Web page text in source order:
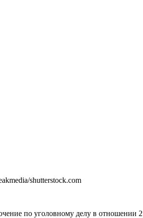
shutterstock.com
по уголовному делу в отношении